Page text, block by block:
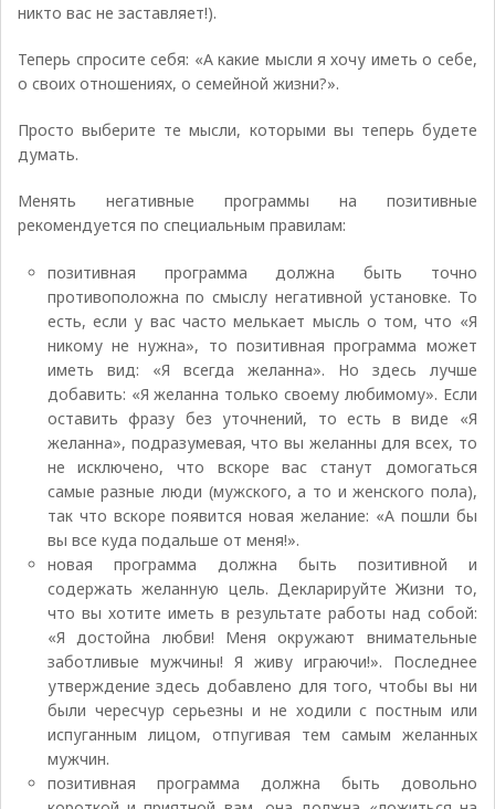
никто вас не заставляет!).
Теперь спросите себя: «А какие мысли я хочу иметь о себе,
о своих отношениях, о семейной жизни?».
Просто выберите те мысли, которыми вы теперь будете
думать.
Менять негативные программы на позитивные
рекомендуется по специальным правилам:
позитивная программа должна быть точно
противоположна по смыслу негативной установке. То
есть, если у вас часто мелькает мысль о том, что «Я
никому не нужна», то позитивная программа может
иметь вид: «Я всегда желанна». Но здесь лучше
добавить: «Я желанна только своему любимому». Если
оставить фразу без уточнений, то есть в виде «Я
желанна», подразумевая, что вы желанны для всех, то
не исключено, что вскоре вас станут домогаться
самые разные люди (мужского, а то и женского пола),
так что вскоре появится новая желание: «А пошли бы
вы все куда подальше от меня!».
новая программа должна быть позитивной и
содержать желанную цель. Декларируйте Жизни то,
что вы хотите иметь в результате работы над собой:
«Я достойна любви! Меня окружают внимательные
заботливые мужчины! Я живу играючи!». Последнее
утверждение здесь добавлено для того, чтобы вы ни
были чересчур серьезны и не ходили с постным или
испуганным лицом, отпугивая тем самым желанных
мужчин.
позитивная программа должна быть довольно